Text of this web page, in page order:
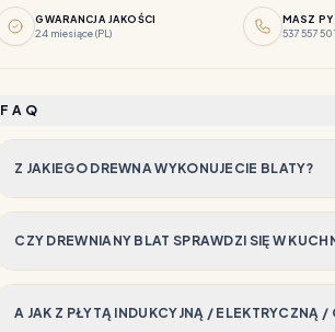
GWARANCJA JAKOŚCI
24 miesiące (PL)
MASZ
537 557 501
FAQ
Z JAKIEGO DREWNA WYKONUJECIE BLATY?
CZY DREWNIANY BLAT SPRAWDZI SIĘ W
A JAK Z PŁYTĄ INDUKCYJNĄ / ELEKTRYCZNĄ /